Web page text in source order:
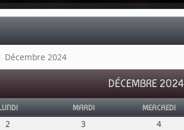
Décembre 2024
DÉCEMBRE 2024
MARDI MERCREDI
2 3 4